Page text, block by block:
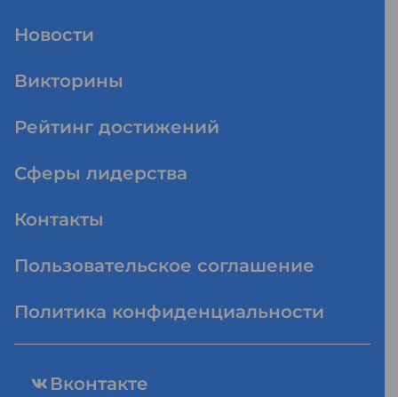
Новости
Викторины
Рейтинг достижений
Сферы лидерства
Контакты
Пользовательское соглашение
Политика конфиденциальности
Вконтакте